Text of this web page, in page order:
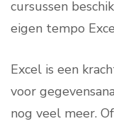
cursussen
eigen tempo
Excel is een
voor
nog veel meer.